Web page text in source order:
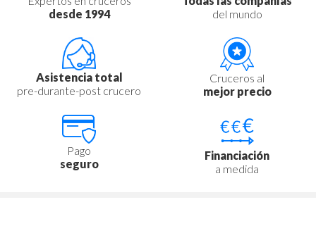
desde 1994
del mundo
Asistencia total
pre-durante-post crucero
Cruceros al
mejor precio
Pago
seguro
Financiación
a medida